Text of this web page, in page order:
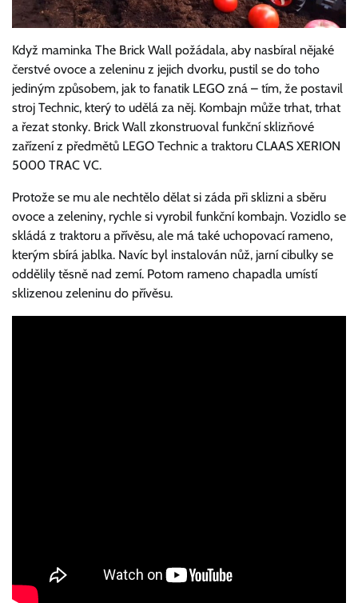
Když maminka The Brick Wall požádala, aby nasbíral nějaké
čerstvé ovoce a zeleninu z jejich dvorku, pustil se do toho
jediným způsobem, jak to fanatik LEGO zná – tím, že postavil
stroj Technic, který to udělá za něj. Kombajn může trhat, trhat
a řezat stonky. Brick Wall zkonstruoval funkční sklizňové
zařízení z předmětů LEGO Technic a traktoru CLAAS XERION
5000 TRAC VC.
Protože se mu ale nechtělo dělat si záda při sklizni a sběru
ovoce a zeleniny, rychle si vyrobil funkční kombajn. Vozidlo se
skládá z traktoru a přívěsu, ale má také uchopovací rameno,
kterým sbírá jablka. Navíc byl instalován nůž, jarní cibulky se
oddělily těsně nad zemí. Potom rameno chapadla umístí
sklizenou zeleninu do přívěsu.